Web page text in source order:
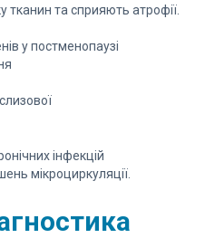
тканин та сприяють атрофії.
у постменопаузі
інфекцій
мікроциркуляції.